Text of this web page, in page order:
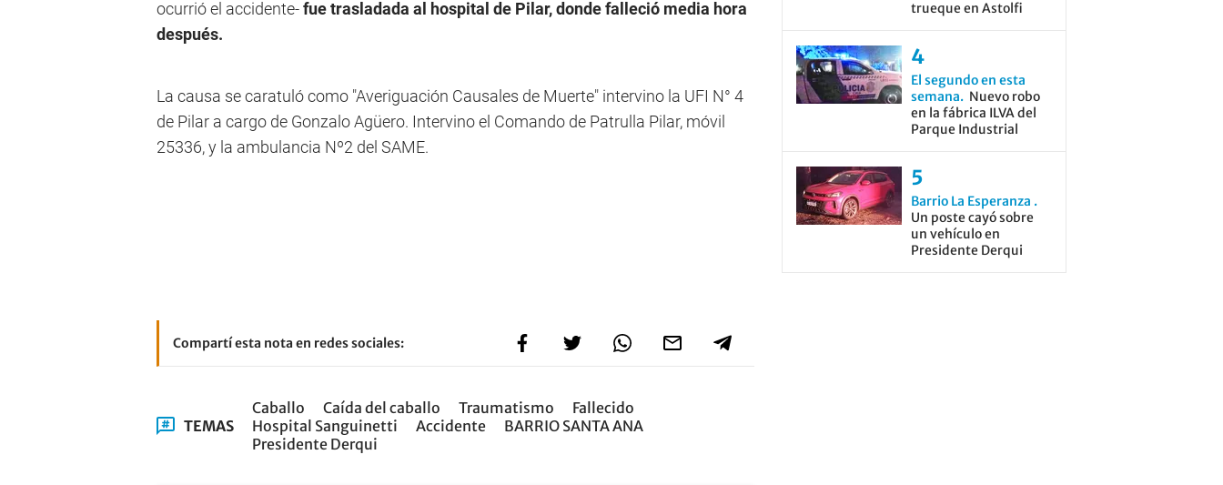
ocurrió el accidente-fue trasladada al hospital de Pilar, donde falleció media hora
después.
La causa se caratuló como "Averiguación Causales de Muerte" intervino la UFI N° 4
de Pilar a cargo de Gonzalo Agüero. Intervino el Comando de Patrulla Pilar, móvil
25336, y la ambulancia Nº2 del SAME.
Compartí esta nota en redes sociales:
TEMAS
Caballo Caída del caballo Traumatismo
Fallecido
Hospital Sanguinetti
Accidente
BARRIO SANTA ANA
Presidente Derqui
trueque en Astolfi
El segundo en esta
semana
Nuevo robo
en la fábrica ILVA del
Parque Industrial
Barrio La Esperanza
Un poste cayó sobre
un vehículo en
Presidente Derqui